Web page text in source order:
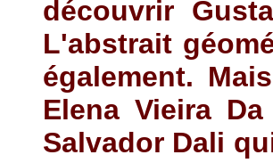
découvrir
L'abstrait
également.
Elena Vieira
Salvador Dali